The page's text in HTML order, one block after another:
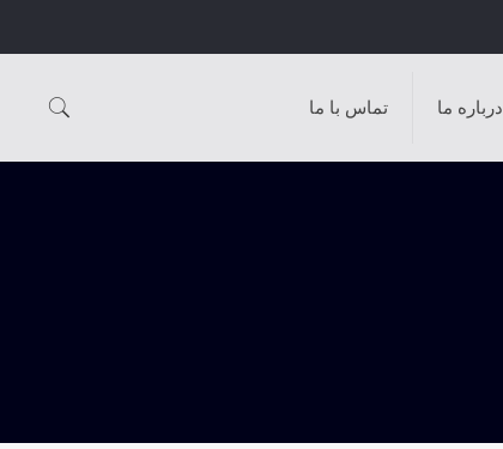
درباره ما تماس با ما